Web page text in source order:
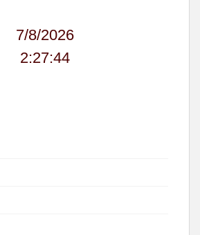
7/8/2026
2:27:44